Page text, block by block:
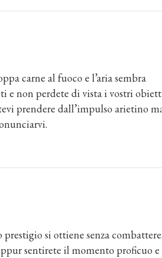
carne al fuoco e l’aria sembra
e non perdete di vista i vostri
prendere dall’impulso arietino
prestigio si ottiene senza combattere.
sentirete il momento proficuo e